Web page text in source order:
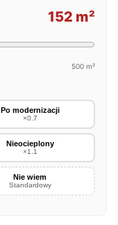
152 m²
500 m²
Po modernizacji
×0.7
Nieocieplony
×1.1
Nie wiem
Standardowy